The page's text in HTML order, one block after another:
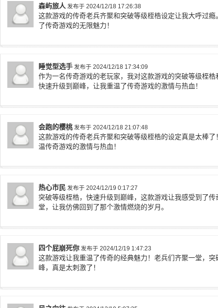
森屿旅人 发布于 2024/12/18 17:26:38
这款游戏的传奇老兵齐聚和突破等级桎梏设定让我大呼过
了传奇游戏的无限魅力！
睡觉型选手 发布于 2024/12/18 17:34:09
作为一名传奇游戏的老玩家，我对这款游戏的突破等级桎
快速升级到巅峰，让我重温了传奇游戏的激情与热血！
会跑的樱桃发布于 2024/12/18 21:07:48
这款游戏的传奇老兵齐聚和突破等级桎梏的设定真是太棒
温传奇游戏的激情与热血！
热心市民 发布于 2024/12/19 0:17:27
突破等级桎梏，快速升级到巅峰，这款游戏让我感受到了
堂，让我仿佛回到了那个激情燃烧的岁月。
四个屁崩死你 发布于 2024/12/19 1:47:23
这款游戏让我重温了传奇的经典魅力！老兵们齐聚一堂，
峰，真是太刺激了！